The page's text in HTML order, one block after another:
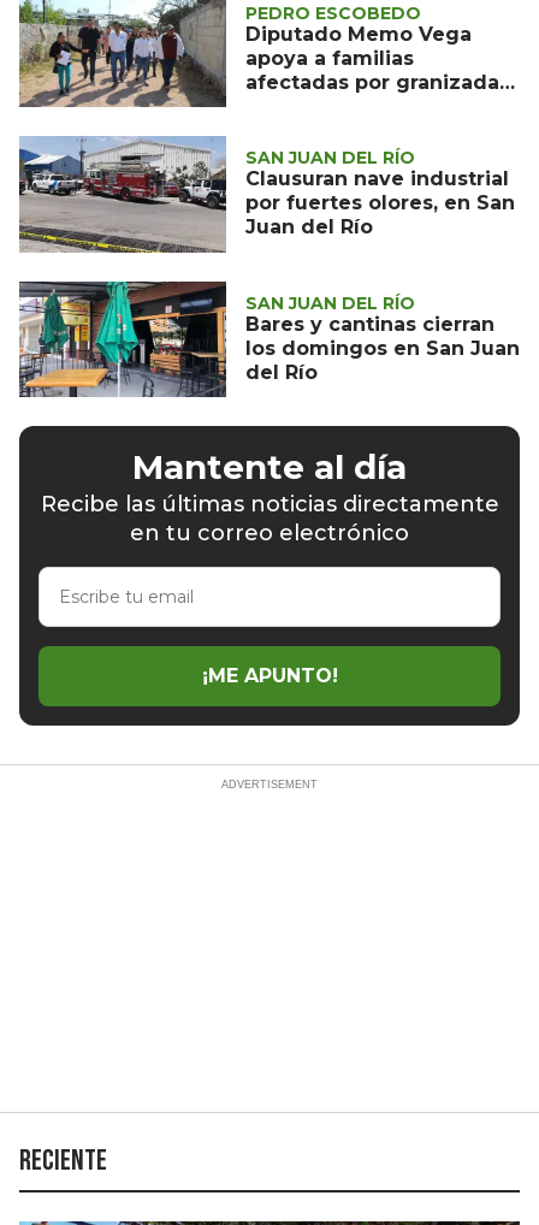
PEDRO ESCOBEDO
Diputado Memo Vega
apoya a familias
afectadas por granizada
SAN JUAN DEL RÍO
Clausuran nave industrial
por fuertes olores, en San
Juan del Río
SAN JUAN DEL RÍO
Bares y cantinas cierran
los domingos en San Juan
del Río
Mantente al día
Recibe las últimas noticias directamente
en tu correo electrónico
Escribe
email
¡ME APUNTO!
Reciente